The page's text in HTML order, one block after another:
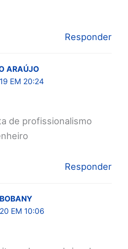
Responder
ARAÚJO
EM 20:24
de profissionalismo
Responder
EM 10:06